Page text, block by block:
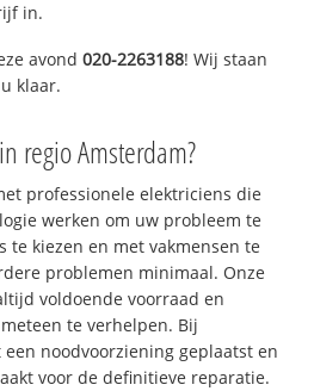
in.
avond020-2263188! Wij staan
klaar.
in regio Amsterdam?
professionele elektriciens die
werken om uw probleem te
te kiezen en met vakmensen te
problemen minimaal. Onze
voldoende voorraad en
te verhelpen. Bij
noodvoorziening geplaatst en
voor de definitieve reparatie.